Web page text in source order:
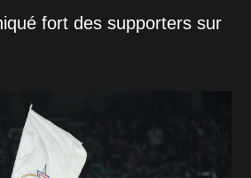
fort des supporters sur